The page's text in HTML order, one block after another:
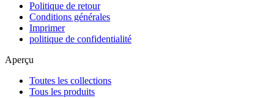
Politique de retour
Conditions générales
Imprimer
politique de confidentialité
Aperçu
Toutes les collections
Tous les produits